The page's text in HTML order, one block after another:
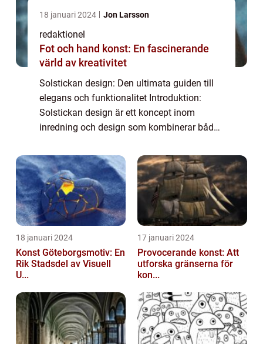
18 januari 2024 Jon Larsson
redaktionel
Fot och hand konst: En fascinerande
värld av kreativitet
Solstickan design: Den ultimata guiden till
elegans och funktionalitet Introduktion:
Solstickan design är ett koncept inom
inredning och design som kombinerar både
skapa estetiskt tilltalande och praktiska ...
18 januari 2024
Konst Göteborgsmotiv: En
Rik Stadsdel av Visuell
U...
17 januari 2024
Provocerande konst: Att
utforska gränserna för
kon...